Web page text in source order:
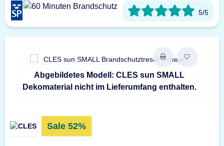
5/5
Abgebildetes Modell: CLES sun SMALL
Dekomaterial nicht im Lieferumfang enthalten.
Sale 52%